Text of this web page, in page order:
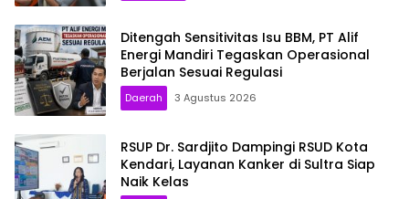
Ditengah Sensitivitas Isu BBM, PT Alif
Energi Mandiri Tegaskan Operasional
Berjalan Sesuai Regulasi
Daerah 3 Agustus 2026
RSUP Dr. Sardjito Dampingi RSUD Kota
Kendari, Layanan Kanker di Sultra Siap
Naik Kelas